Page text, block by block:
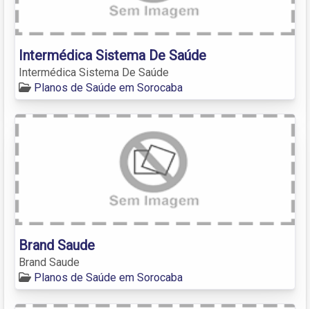
Intermédica Sistema De Saúde
Intermédica Sistema De Saúde
Planos de Saúde em Sorocaba
Brand Saude
Brand Saude
Planos de Saúde em Sorocaba